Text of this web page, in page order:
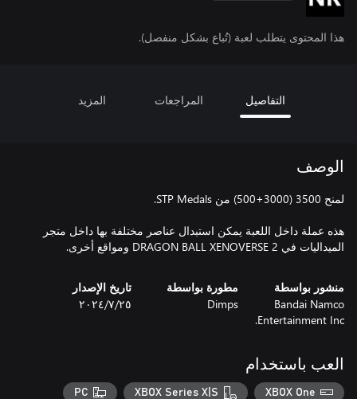
هذا المحتوى يتطلب لعبة (تُباع بشكل منفصل).
التفاصيل المراجعات المزيد
الوصف
هذه عملة داخل اللعبة يمكن استبدال عناصر مختلفة بها داخل متجر
الميداليات في DRAGON BALL XENOVERSE 2 ومواقع أخرى.
منشور بواسطة
Bandai Namco
Entertainment Inc.
مطورة بواسطة
Dimps
تاريخ الإصدار
٢٥‏/٧‏/٢٠٢٤
العب باستخدام
XBOX One
XBOX Series X|S
PC